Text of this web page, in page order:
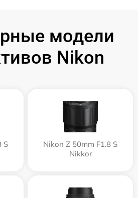
модели
Nikon
S
Nikon Z 50mm F1.8 S
Nikkor